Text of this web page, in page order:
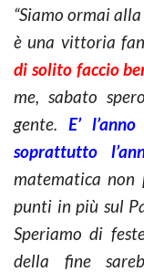
“Siamo ormai
è una vittoria
di solito faccio
me, sabato
gente. E’
soprattutto
matematica non
punti in più sul
Speriamo di
della fine